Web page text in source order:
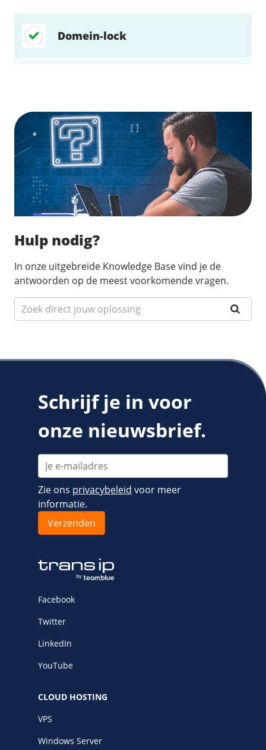
Domein-lock
Hulp nodig?
In onze uitgebreide Knowledge Base vind je de
antwoorden op de meest voorkomende vragen.
Schrijf je in voor
onze nieuwsbrief.
Zie ons privacybeleid voor meer
informatie.
Facebook
Twitter
LinkedIn
YouTube
CLOUD HOSTING
VPS
Windows Server